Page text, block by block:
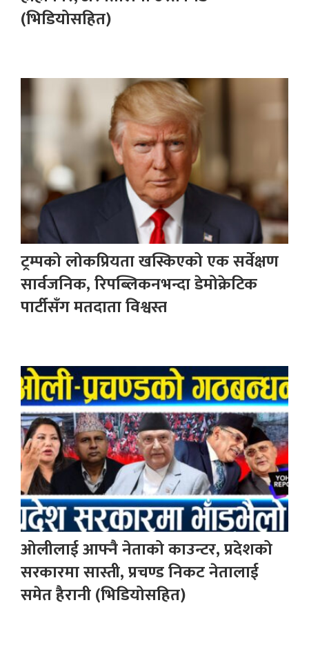
(भिडियोसहित)
ट्रम्पको लोकप्रियता खस्किएको एक सर्वेक्षण
सार्वजनिक, रिपब्लिकनभन्दा डेमोक्रेटिक
पार्टीसँग मतदाता विश्वस्त
ओलीलाई आफ्नै नेताको काउन्टर, प्रदेशको
सरकारमा सास्ती, प्रचण्ड निकट नेतालाई
समेत हैरानी (भिडियोसहित)